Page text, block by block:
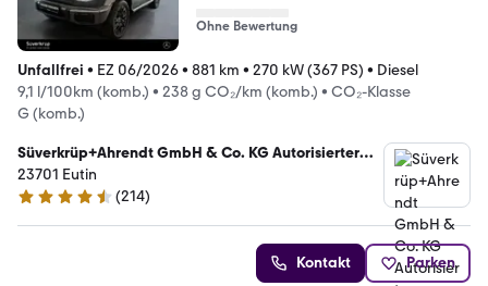
Ohne Bewertung
Unfallfrei • EZ 06/2026• 881 km • 270 kW (367 PS) • Diesel
9,1 l/100km (komb.) • 238 g CO₂/km (komb.) • CO₂-Klasse
G (komb.)
Süverkrüp+Ahrendt GmbH & Co. KG Autorisierter
Mercedes-Benz Pkw und Transporter Verkauf und
Servic
23701 Eutin
4.7 Sterne
(214)
Kontakt Parken